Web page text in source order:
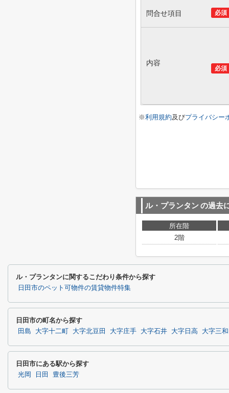
必須
問合せ項目
必須
内容
※利用規約及びプライバシー
ル・プランタンの過去
所在階
2階
ル・プランタンに関するこだわり条件から探す
日田市のペット可物件の賃貸物件特集
日田市の町名から探す
田島 大字十二町 大字北豆田 大字庄手 大字石井 大字日高 大字三和
日田市にある駅から探す
光岡 日田 豊後三芳